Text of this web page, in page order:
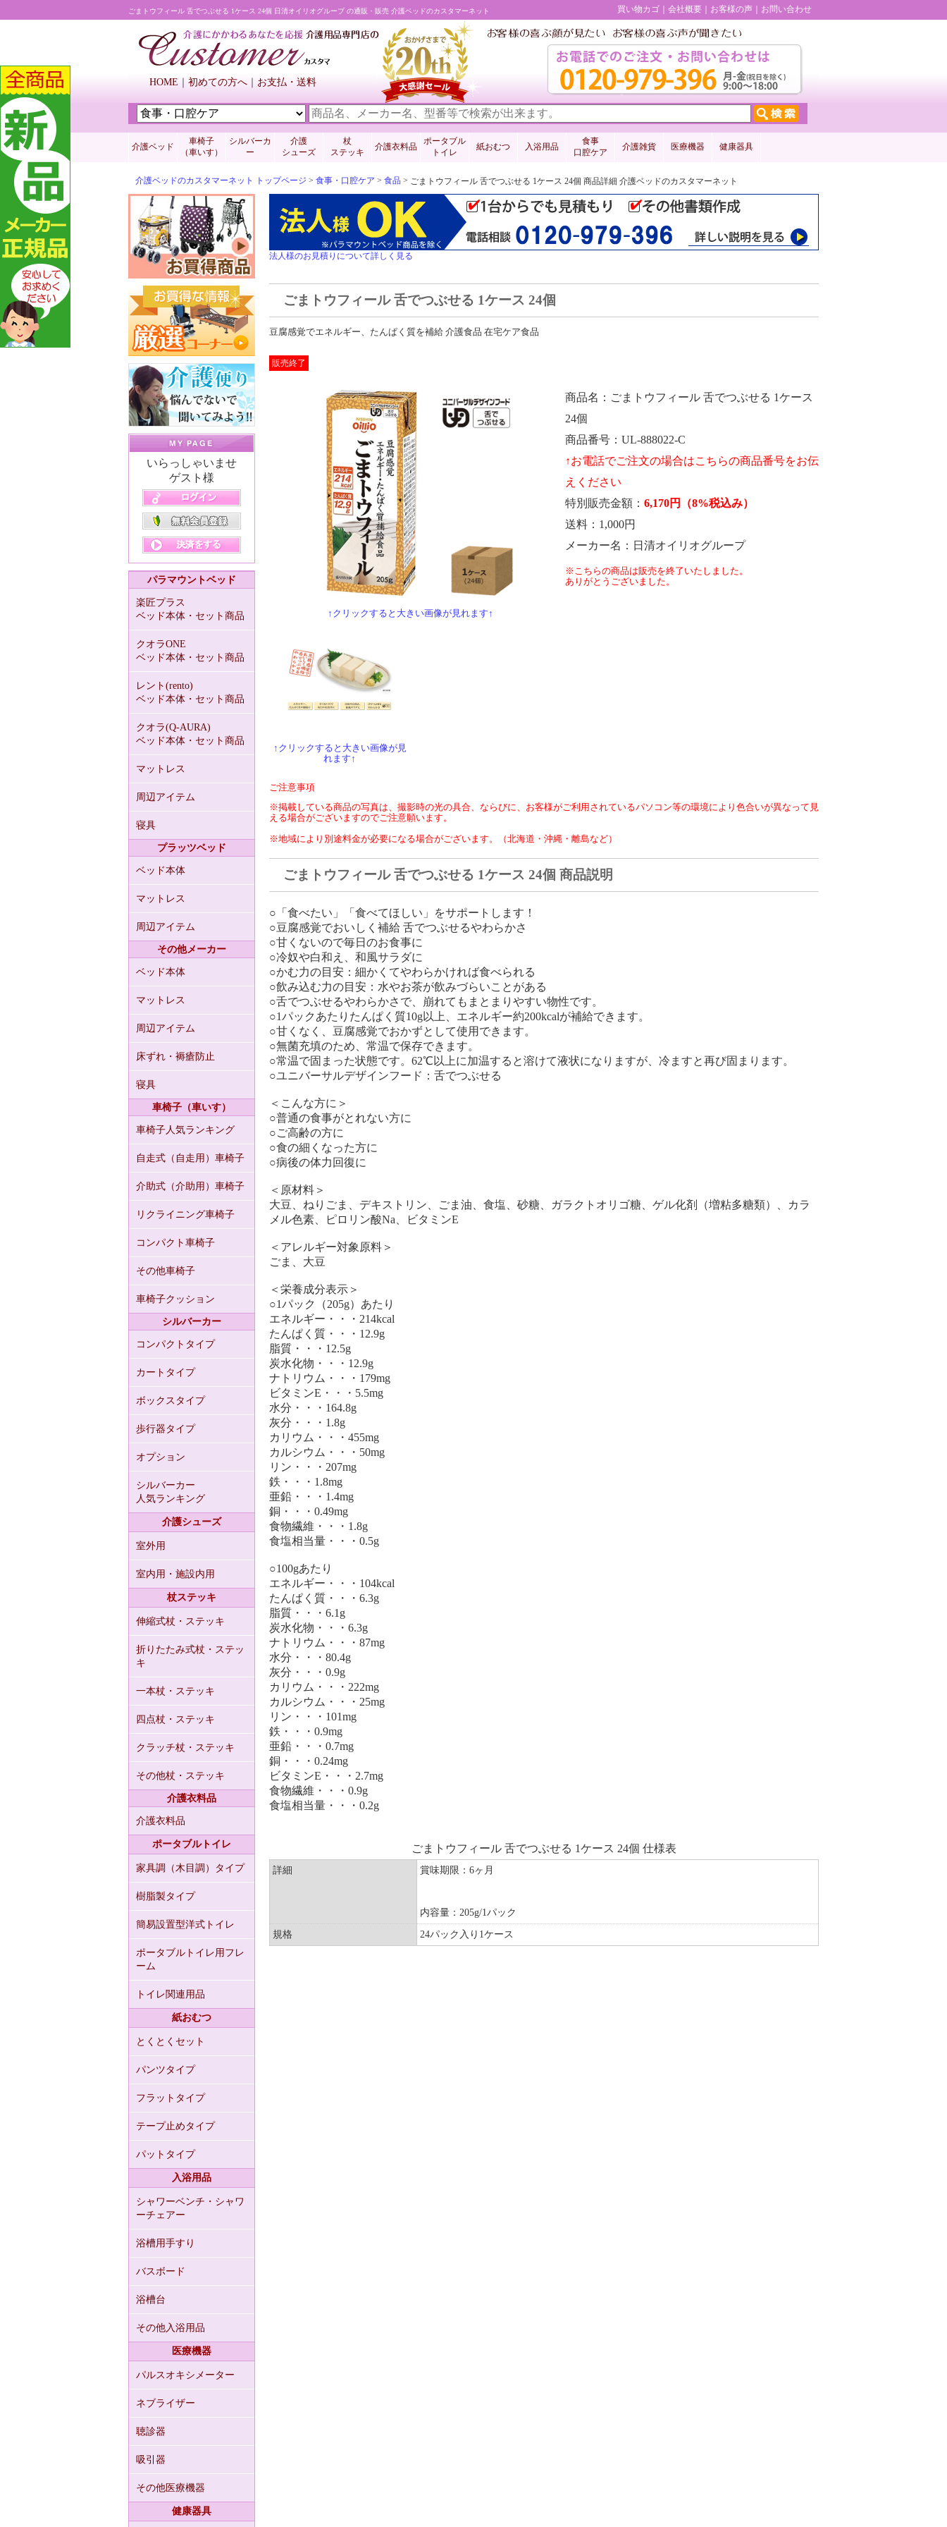
ごまトウフィール 舌でつぶせる 1ケース 24個 日清オイリオグループ の通販・販売 介護ベッドのカスタマーネット 買い物カゴ 会社概要 お客様の声 お問い合わせ
HOME 初めての方へ お支払・送料
介護ベッド
車椅子
（車いす）
シルバーカ
ー
介護
シューズ
杖
ステッキ
介護衣料品
ポータブル
トイレ
紙おむつ 入浴用品
食事
口腔ケア
介護雑貨 医療機器 健康器具
介護ベッドのカスタマーネット トップページ > 食事・口腔ケア > 食品 > ごまトウフィール 舌でつぶせる 1ケース 24個 商品詳細 介護ベッドのカスタマーネット
いらっしゃいませ
ゲスト様
パラマウントベッド
楽匠プラス
ベッド本体・セット商品
クオラONE
ベッド本体・セット商品
レント(rento)
ベッド本体・セット商品
クオラ(Q-AURA)
ベッド本体・セット商品
マットレス
周辺アイテム
寝具
プラッツベッド
ベッド本体
マットレス
周辺アイテム
その他メーカー
ベッド本体
マットレス
周辺アイテム
床ずれ・褥瘡防止
寝具
車椅子（車いす）
車椅子人気ランキング
自走式（自走用）車椅子
介助式（介助用）車椅子
リクライニング車椅子
コンパクト車椅子
その他車椅子
車椅子クッション
シルバーカー
コンパクトタイプ
カートタイプ
ボックスタイプ
歩行器タイプ
オプション
シルバーカー
人気ランキング
介護シューズ
室外用
室内用・施設内用
杖ステッキ
伸縮式杖・ステッキ
折りたたみ式杖・ステッ
キ
一本杖・ステッキ
四点杖・ステッキ
クラッチ杖・ステッキ
その他杖・ステッキ
介護衣料品
介護衣料品
ポータブルトイレ
家具調（木目調）タイプ
樹脂製タイプ
簡易設置型洋式トイレ
ポータブルトイレ用フレ
ーム
トイレ関連用品
紙おむつ
とくとくセット
パンツタイプ
フラットタイプ
テープ止めタイプ
パットタイプ
入浴用品
シャワーベンチ・シャワ
ーチェアー
浴槽用手すり
バスボード
浴槽台
その他入浴用品
医療機器
パルスオキシメーター
ネブライザー
聴診器
吸引器
その他医療機器
健康器具
法人様のお見積りについて詳しく見る
ごまトウフィール 舌でつぶせる 1ケース 24個
豆腐感覚でエネルギー、たんぱく質を補給 介護食品 在宅ケア食品
販売終了
↑クリックすると大きい画像が見れます↑
↑クリックすると大きい画像が見
れます↑
商品名
ごまトウフィール 舌でつぶせる 1ケース
24個
商品番号
UL-888022-C
特別販売金額 6,170円
（8%税込み）
送料
1,000円
メーカー名
日清オイリオグループ
※こちらの商品は販売を終了いたしました。
ありがとうございました。
ご注意事項
※掲載している商品の写真は、撮影時の光の具合、ならびに、お客様がご利用されているパソコン等の環境により色合いが異なって見
える場合がございますのでご注意願います。
※地域により別途料金が必要になる場合がございます。（北海道・沖縄・離島など）
ごまトウフィール 舌でつぶせる 1ケース 24個 商品説明
○「食べたい」「食べてほしい」をサポートします！
○豆腐感覚でおいしく補給 舌でつぶせるやわらかさ
○甘くないので毎日のお食事に
○冷奴や白和え、和風サラダに
○かむ力の目安：細かくてやわらかければ食べられる
○飲み込む力の目安：水やお茶が飲みづらいことがある
○舌でつぶせるやわらかさで、崩れてもまとまりやすい物性です。
○1パックあたりたんぱく質10g以上、エネルギー約200kcalが補給できます。
○甘くなく、豆腐感覚でおかずとして使用できます。
○無菌充填のため、常温で保存できます。
○常温で固まった状態です。62℃以上に加温すると溶けて液状になりますが、冷ますと再び固まります。
○ユニバーサルデザインフード：舌でつぶせる
＜こんな方に＞
○普通の食事がとれない方に
○ご高齢の方に
○食の細くなった方に
○病後の体力回復に
＜原材料＞
大豆、ねりごま、デキストリン、ごま油、食塩、砂糖、ガラクトオリゴ糖、ゲル化剤（増粘多糖類）、カラ
メル色素、ピロリン酸Na、ビタミンE
＜アレルギー対象原料＞
ごま、大豆
＜栄養成分表示＞
○1パック（205g）あたり
エネルギー・・・214kcal
たんぱく質・・・12.9g
脂質・・・12.5g
炭水化物・・・12.9g
ナトリウム・・・179mg
ビタミンE・・・5.5mg
水分・・・164.8g
灰分・・・1.8g
カリウム・・・455mg
カルシウム・・・50mg
リン・・・207mg
鉄・・・1.8mg
亜鉛・・・1.4mg
銅・・・0.49mg
食物繊維・・・1.8g
食塩相当量・・・0.5g
○100gあたり
エネルギー・・・104kcal
たんぱく質・・・6.3g
脂質・・・6.1g
炭水化物・・・6.3g
ナトリウム・・・87mg
水分・・・80.4g
灰分・・・0.9g
カリウム・・・222mg
カルシウム・・・25mg
リン・・・101mg
鉄・・・0.9mg
亜鉛・・・0.7mg
銅・・・0.24mg
ビタミンE・・・2.7mg
食物繊維・・・0.9g
食塩相当量・・・0.2g
ごまトウフィール 舌でつぶせる 1ケース 24個 仕様表
詳細 賞味期限：6ヶ月
内容量：205g/1パック
規格 24パック入り1ケース